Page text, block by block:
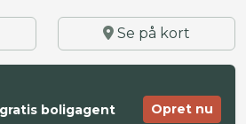
Se på kort
boligagent Opret nu